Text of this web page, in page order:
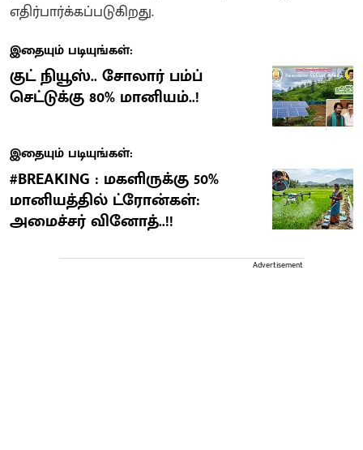
எதிர்பார்க்கப்படுகிறது.
இதையும் படியுங்கள்:
குட் நியூஸ்.. சோலார் பம்ப்
செட்டுக்கு 80% மானியம்..!
இதையும் படியுங்கள்:
#BREAKING : மகளிருக்கு 50%
மானியத்தில் ட்ரோன்கள்:
அமைச்சர் வினோத்..!!
Advertisement